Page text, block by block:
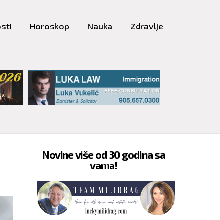
Horoskop Nauka Zdravlje
Novine više od 30 godina sa
vama!